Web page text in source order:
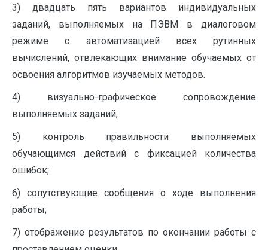
3) двадцать пять вариантов индивидуальных
заданий, выполняемых на ПЭВМ в диалоговом
режиме с автоматизацией всех рутинных
вычислений, отвлекающих внимание обучаемых от
освоения алгоритмов изучаемых методов.
4) визуально-графическое сопровождение
выполняемых заданий;
5) контроль правильности выполняемых
обучающимся действий с фиксацией количества
ошибок;
6) сопутствующие сообщения о ходе выполнения
работы;
7) отображение результатов по окончании работы с